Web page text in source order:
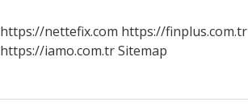
https://nettefix.com https://finplus.com.tr
https://iamo.com.trSitemap